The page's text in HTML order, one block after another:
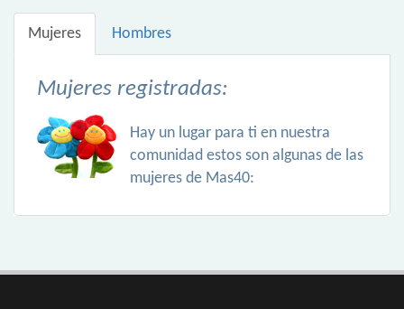
Mujeres Hombres
Mujeres registradas:
Hay un lugar para ti en nuestra
comunidad estos son algunas de las
mujeres de Mas40: